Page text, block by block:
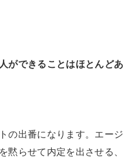
ができることはほとんどあ
の出番になります。エージ
黙らせて内定を出させる、